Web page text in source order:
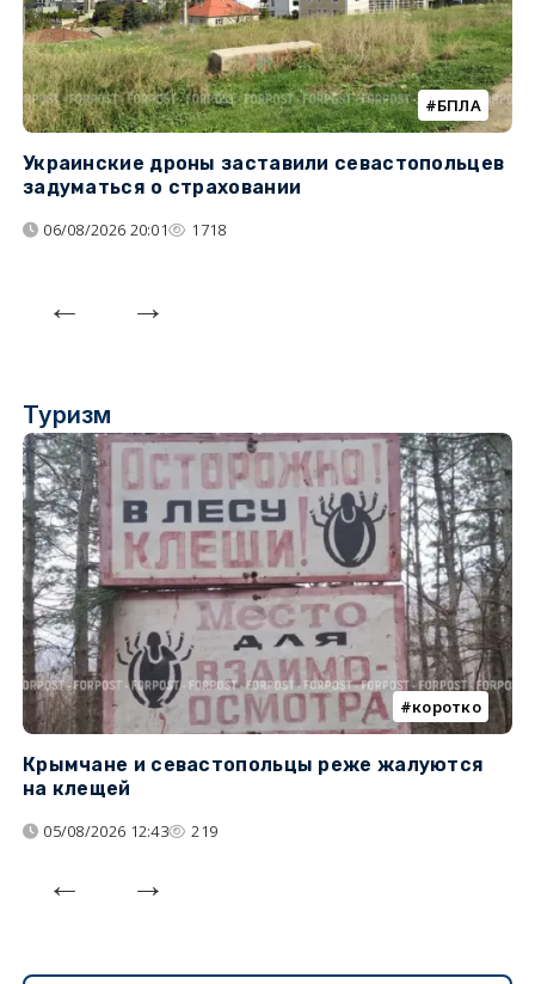
БПЛА
Украинские дроны заставили севастопольцев
задуматься о страховании
06/08/2026 20:01 1718
Туризм
коротко
Крымчане и севастопольцы реже жалуются
на клещей
05/08/2026 12:43 219